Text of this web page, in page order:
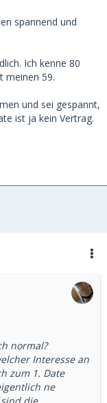
spannend und
Ich kenne 80
meinen 59.
und sei gespannt,
ist ja kein Vertrag.
normal?
Interesse an
zum 1. Date
ne